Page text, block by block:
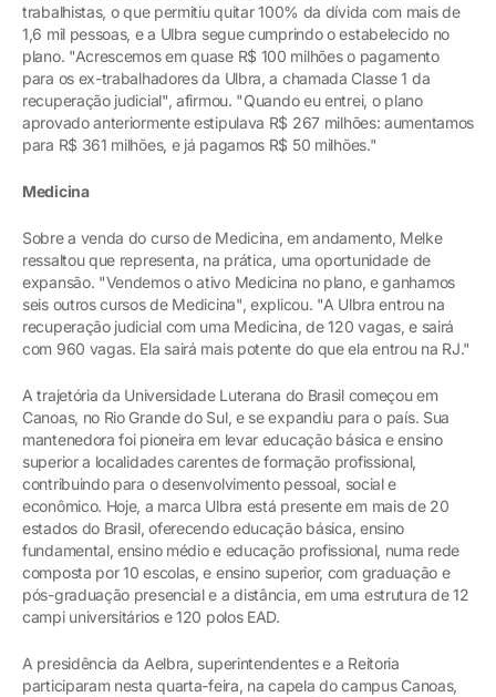
trabalhistas, o que permitiu quitar 100% da dívida com mais de
1,6 mil pessoas, e a Ulbra segue cumprindo o estabelecido no
plano. "Acrescemos em quase R$ 100 milhões o pagamento
para os ex-trabalhadores da Ulbra, a chamada Classe 1 da
recuperação judicial", afirmou. "Quando eu entrei, o plano
aprovado anteriormente estipulava R$ 267 milhões: aumentamos
para R$ 361 milhões, e já pagamos R$ 50 milhões."
Medicina
Sobre a venda do curso de Medicina, em andamento, Melke
ressaltou que representa, na prática, uma oportunidade de
expansão. "Vendemos o ativo Medicina no plano, e ganhamos
seis outros cursos de Medicina", explicou. "A Ulbra entrou na
recuperação judicial com uma Medicina, de 120 vagas, e sairá
com 960 vagas. Ela sairá mais potente do que ela entrou na RJ."
A trajetória da Universidade Luterana do Brasil começou em
Canoas, no Rio Grande do Sul, e se expandiu para o país. Sua
mantenedora foi pioneira em levar educação básica e ensino
superior a localidades carentes de formação profissional,
contribuindo para o desenvolvimento pessoal, social e
econômico. Hoje, a marca Ulbra está presente em mais de 20
estados do Brasil, oferecendo educação básica, ensino
fundamental, ensino médio e educação profissional, numa rede
composta por 10 escolas, e ensino superior, com graduação e
pós-graduação presencial e a distância, em uma estrutura de 12
campi universitários e 120 polos EAD.
A presidência da Aelbra, superintendentes e a Reitoria
participaram nesta quarta-feira, na capela do campus Canoas,